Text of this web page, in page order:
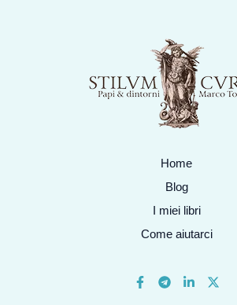
Home
Blog
I miei libri
Come aiutarci